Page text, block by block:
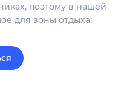
поэтому в нашей
для зоны отдыха: